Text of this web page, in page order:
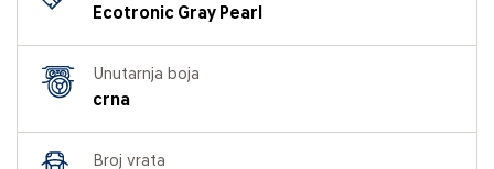
Ecotronic Gray Pearl
Unutarnja boja
crna
Broj vrata